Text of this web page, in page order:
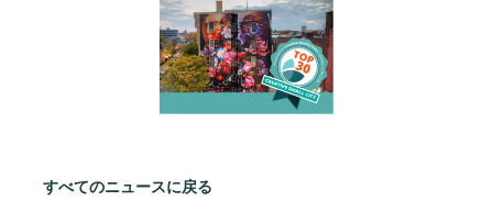
すべてのニュースに戻る